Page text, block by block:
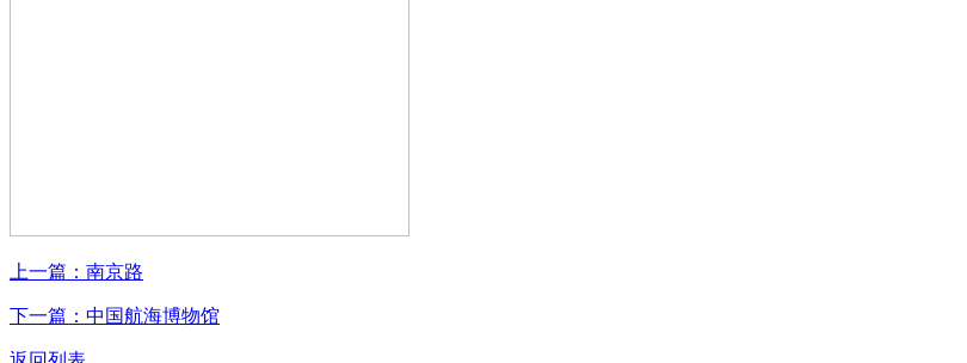
上一篇： 南京路
下一篇： 中国航海博物馆